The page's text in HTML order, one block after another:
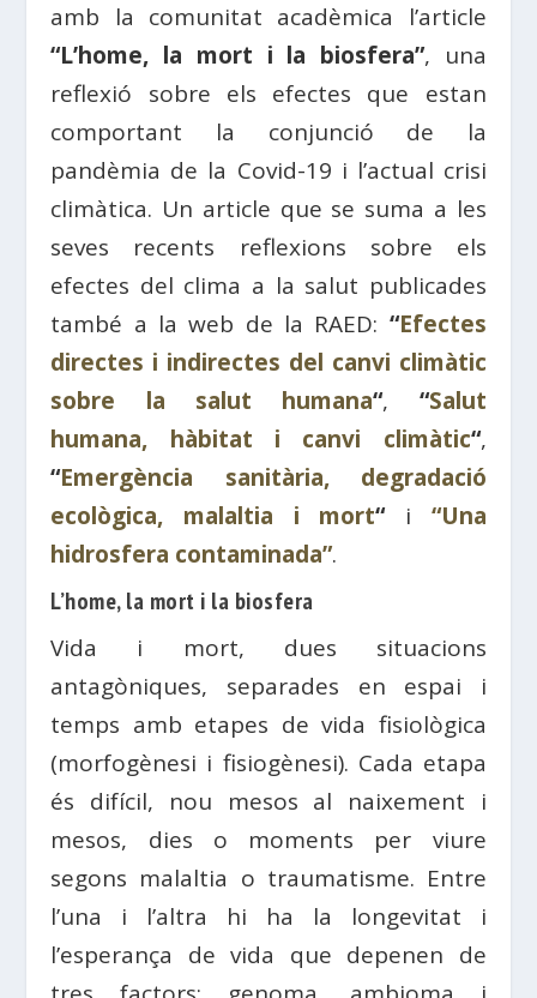
amb la comunitat acadèmica l’article
“L’home, la mort i la biosfera”, una
reflexió sobre els efectes que estan
comportant la conjunció de la
pandèmia de la Covid-19 i l’actual crisi
climàtica. Un article que se suma a les
seves recents reflexions sobre els
efectes del clima a la salut publicades
també a la web de la RAED: “Efectes
directes i indirectes del canvi climàtic
sobre la salut humana“, “Salut
humana, hàbitat i canvi climàtic“,
“Emergència sanitària, degradació
ecològica, malaltia i mort“i “Una
hidrosfera contaminada”.
L’home, la mort i la biosfera
Vida i mort, dues situacions
antagòniques, separades en espai i
temps amb etapes de vida fisiològica
(morfogènesi i fisiogènesi). Cada etapa
és difícil, nou mesos al naixement i
mesos, dies o moments per viure
segons malaltia o traumatisme. Entre
l’una i l’altra hi ha la longevitat i
l’esperança de vida que depenen de